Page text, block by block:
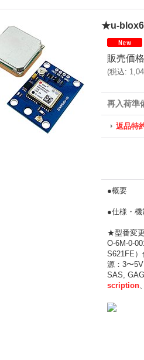
★u-
販売価格
(税込:
再入荷準
返品特
●概要
●仕様・機
★型番変
O-6M-0-
S621FE
源：3〜
SAS,
scription、